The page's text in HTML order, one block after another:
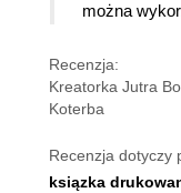
można
Recenzja:
Kreatorka Jutra
Koterba
Recenzja dotyczy
ksiązka